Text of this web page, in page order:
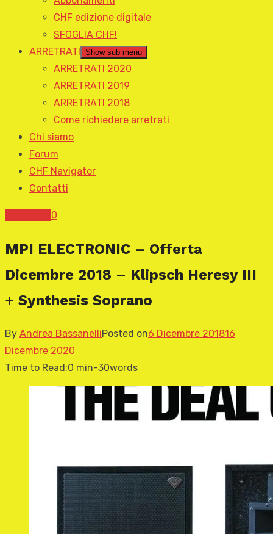
CHF edizione digitale
SFOGLIA CHF!
ARRETRATI
Show sub menu
ARRETRATI 2020
ARRETRATI 2019
ARRETRATI 2018
Come richiedere arretrati
Chi siamo
Forum
CHF Navigator
Contatti
0
MPI ELECTRONIC – Offerta
Dicembre 2018 – Klipsch Heresy III
+ Synthesis Soprano
By Andrea BassanelliPosted on6 Dicembre 201816
Dicembre 2020
Time to Read:0 min-30words